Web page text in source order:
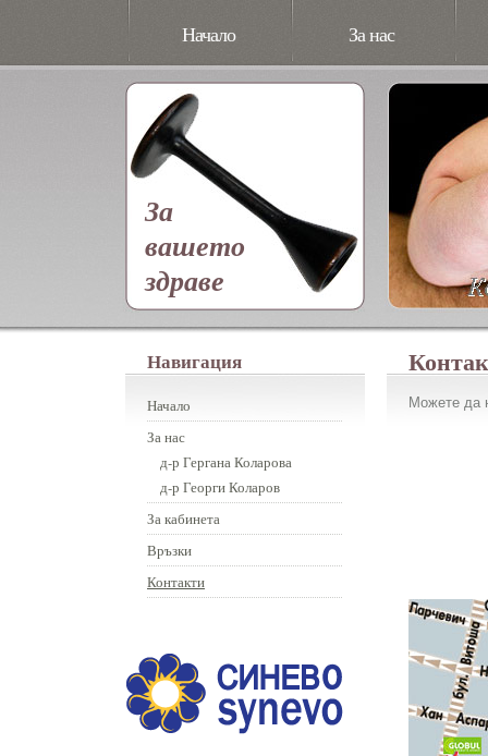
Начало За нас
За
вашето
здраве
Можете да
Навигация
Начало
За нас
д-р Гергана Коларова
д-р Георги Коларов
За кабинета
Връзки
Контакти